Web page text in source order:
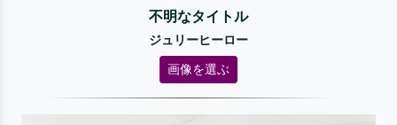
不明なタイトル
ジュリーヒーロー
画像を選ぶ